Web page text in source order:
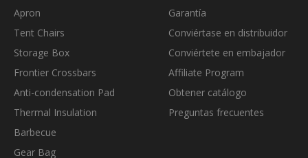
Apron
Tent Chairs
Storage Box
Frontier Crossbars
Anti-condensation Pad
Thermal Insulation
Barbecue
Gear Bag
Garantía
Conviértase en distribuidor
Conviértete en embajador
Affiliate Program
Obtener catálogo
Preguntas frecuentes